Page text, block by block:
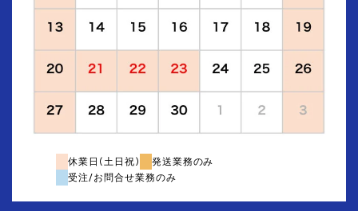
休業日(土日祝)
発送業務のみ
受注/お問合せ業務のみ